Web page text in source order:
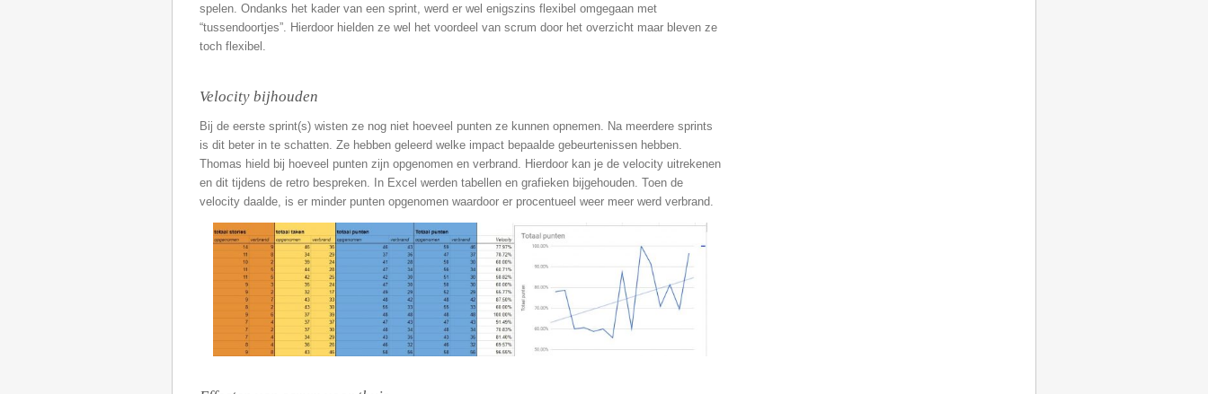
spelen. Ondanks het kader van een sprint, werd er wel enigszins flexibel omgegaan met
“tussendoortjes”. Hierdoor hielden ze wel het voordeel van scrum door het overzicht maar bleven ze
toch flexibel.
Velocity bijhouden
Bij de eerste sprint(s) wisten ze nog niet hoeveel punten ze kunnen opnemen. Na meerdere sprints
is dit beter in te schatten. Ze hebben geleerd welke impact bepaalde gebeurtenissen hebben.
Thomas hield bij hoeveel punten zijn opgenomen en verbrand. Hierdoor kan je de velocity uitrekenen
en dit tijdens de retro bespreken. In Excel werden tabellen en grafieken bijgehouden. Toen de
velocity daalde, is er minder punten opgenomen waardoor er procentueel weer meer werd verbrand.